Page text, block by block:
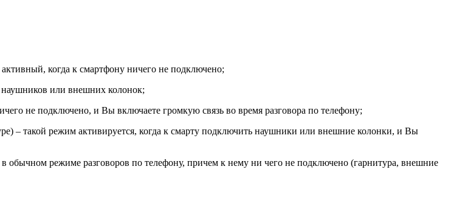
когда к смартфону ничего не подключено;
или внешних колонок;
не подключено, и Вы включаете громкую связь во время разговора по телефону;
– такой режим активируется, когда к смарту подключить наушники или внешние колонки, и Вы
обычном режиме разговоров по телефону, причем к нему ни чего не подключено (гарнитура, внешние